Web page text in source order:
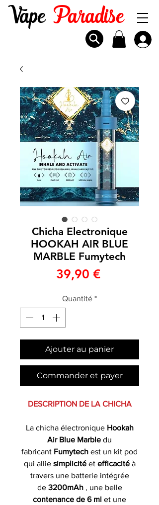
VapeParadise
Chicha Electronique
HOOKAH AIR BLUE
MARBLE Fumytech
39,90 €Prix
Quantité *
Ajouter au panier
Commander et payer
DESCRIPTION DE LA CHICHA
La chicha électronique Hookah
Air Blue Marble du
fabricant Fumytech est un kit pod
qui allie simplicitéet efficacitéà
travers une batterie intégrée
de 3200mAh , une belle
contenance de 6 ml et une